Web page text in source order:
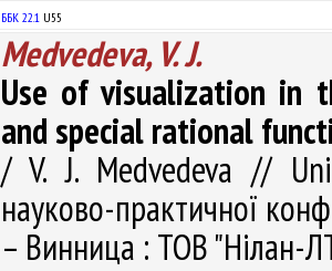
ББК 22.1 U55
Medvedeva, V. J.
Use of visualization in
and special rational
/ V. J. Medvedeva //
науково-практичної
– Винница : ТОВ "Нілан-